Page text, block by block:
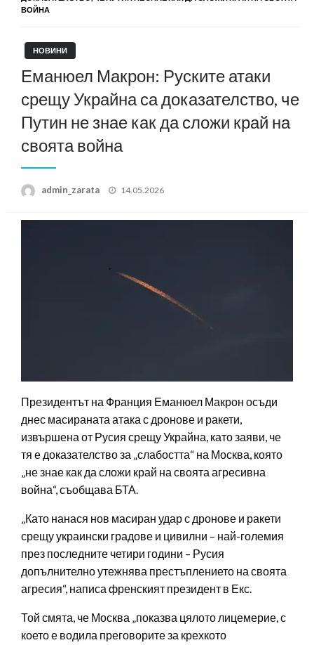
ВОЙНА
НОВИНИ
Еманюел Макрон: Руските атаки
срещу Украйна са доказателство, че
Путин не знае как да сложи край на
своята война
admin_zarata
Posted
14.05.2026
Президентът на Франция Еманюел Макрон осъди
днес масираната атака с дронове и ракети,
извършена от Русия срещу Украйна, като заяви, че
тя е доказателство за „слабостта“ на Москва, която
„не знае как да сложи край на своята агресивна
война“, съобщава БТА.
„Като нанася нов масиран удар с дронове и ракети
срещу украински градове и цивилни – най-големия
през последните четири години – Русия
допълнително утежнява престъплението на своята
агресия“, написа френският президент в Екс.
Той смята, че Москва „показва цялото лицемерие, с
което е водила преговорите за крехкото